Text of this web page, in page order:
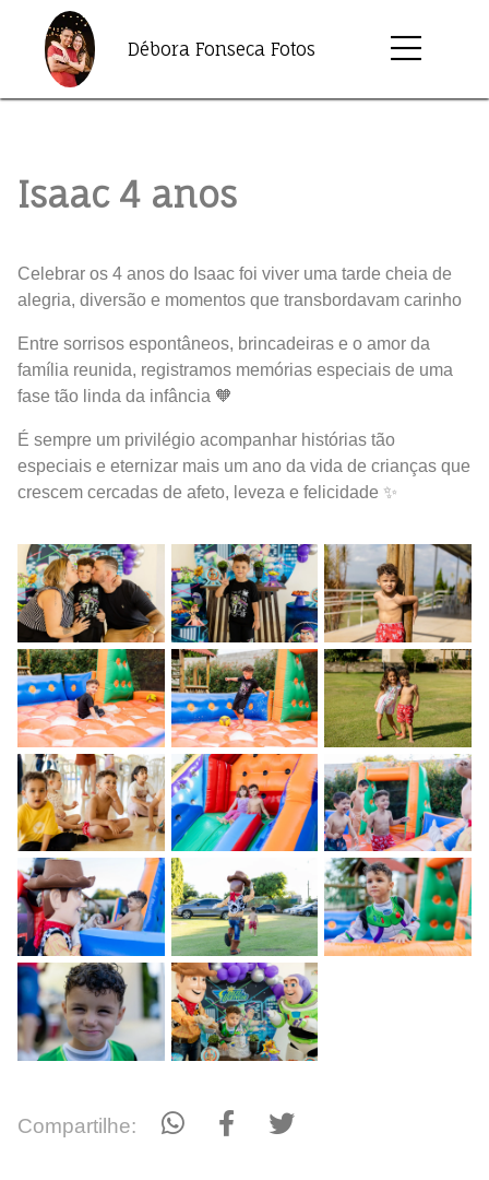
Débora Fonseca Fotos
Isaac 4 anos
Celebrar os 4 anos do Isaac foi viver uma tarde cheia de
alegria, diversão e momentos que transbordavam carinho
Entre sorrisos espontâneos, brincadeiras e o amor da
família reunida, registramos memórias especiais de uma
fase tão linda da infância 🧡
É sempre um privilégio acompanhar histórias tão
especiais e eternizar mais um ano da vida de crianças que
crescem cercadas de afeto, leveza e felicidade ✨
Compartilhe: